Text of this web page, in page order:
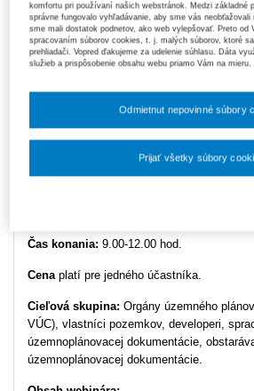
Prednášajúci Slavomíra
Typ produktu Seminár
Videozáznam si môžete kúpiť TU.
Čas konania: 9.00-12.00 hod.
Cena platí pre jedného účastníka.
Cieľová skupina: Orgány územného
VÚC), vlastníci pozemkov, developeri,
územnoplánovacej dokumentácie,
územnoplánovacej dokumentácie.
komfortu pri používaní našich webstránok. Medzi základné
správne fungovalo vyhľadávanie, aby sme vás neobťažovali
sme mali dostatok podnetov, ako web vylepšovať. Preto od
spracovaním súborov cookies, t. j. malých súborov, ktoré
prehliadači. Vopred ďakujeme za udelenie súhlasu. Dáta
služieb a prispôsobenie obsahu webu priamo Vám na mieru.
Odmietnut nepovinné súbory
Prijať všetky súbory